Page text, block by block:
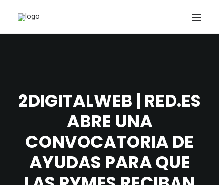
ACTUALIDAD
SEARCH
CART
2DIGITALWEB | RED.ES
ABRE UNA
CONVOCATORIA DE
AYUDAS PARA QUE